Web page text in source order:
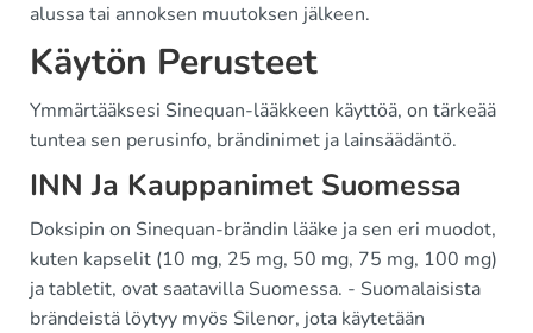
alussa tai annoksen muutoksen jälkeen.
Käytön Perusteet
Ymmärtääksesi Sinequan-lääkkeen käyttöä, on tärkeää
tuntea sen perusinfo, brändinimet ja lainsäädäntö.
INN Ja Kauppanimet Suomessa
Doksipin on Sinequan-brändin lääke ja sen eri muodot,
kuten kapselit (10 mg, 25 mg, 50 mg, 75 mg, 100 mg)
ja tabletit, ovat saatavilla Suomessa. - Suomalaisista
brändeistä löytyy myös Silenor, jota käytetään